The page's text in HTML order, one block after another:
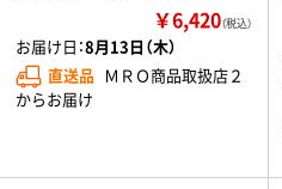
￥6,420（税込）
お届け日：8月13日（木）
直送品 ＭＲＯ商品取扱店２
からお届け